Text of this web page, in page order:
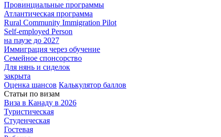
Провинциальные программы
Атлантическая программа
Rural Community Immigration Pilot
Self-employed Person
на паузе до 2027
Иммиграция через обучение
Семейное спонсорство
Для нянь и сиделок
закрыта
Оценка шансов Калькулятор баллов
Статьи по визам
Виза в Канаду в 2026
Туристическая
Студенческая
Гостевая